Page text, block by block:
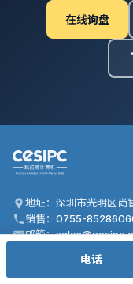
在线询盘
地址：深圳市光明区尚
销售： 0755-
邮箱：
电话